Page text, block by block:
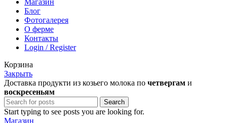
Магазин
Блог
Фотогалерея
О ферме
Контакты
Login / Register
Корзина
Закрыть
Доставка продукти из козьего молока по четвергам и
воскресеньям
Search
Start typing to see posts you are looking for.
Магазин